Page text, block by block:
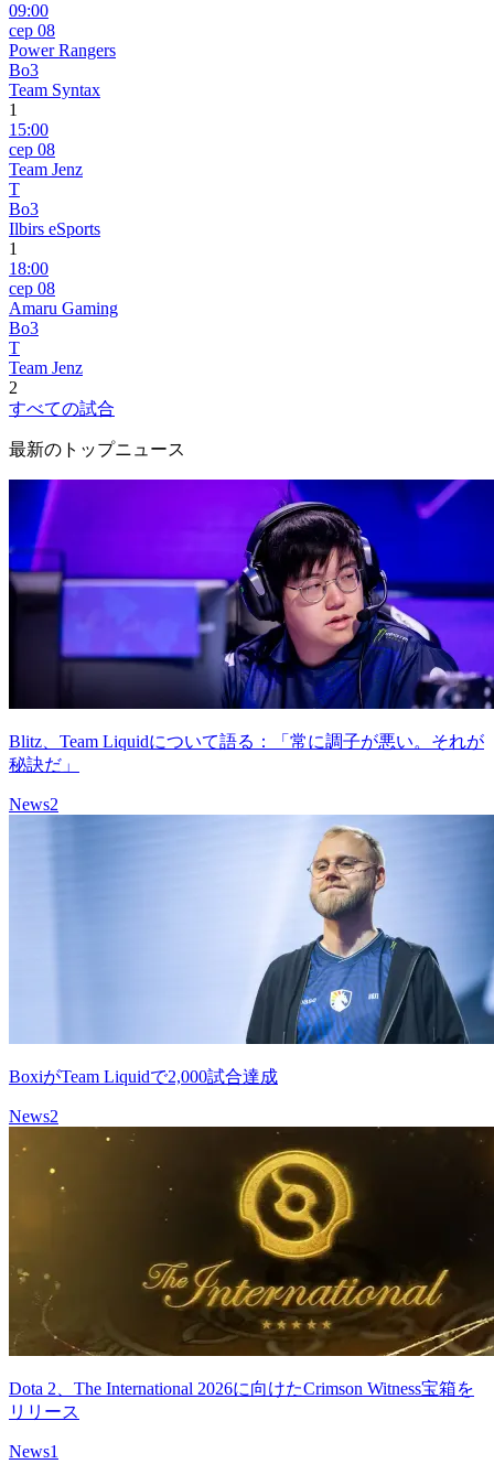
09:00
сер 08
Power Rangers
Bo3
Team Syntax
1
15:00
сер 08
Team Jenz
T
Bo3
Ilbirs eSports
1
18:00
сер 08
Amaru Gaming
Bo3
T
Team Jenz
2
すべての試合
最新のトップニュース
Blitz、Team Liquidについて語る：「常に調子が悪い。それが
秘訣だ」
News2
BoxiがTeam Liquidで2,000試合達成
News2
Dota 2、The International 2026に向けたCrimson Witness宝箱を
リリース
News1